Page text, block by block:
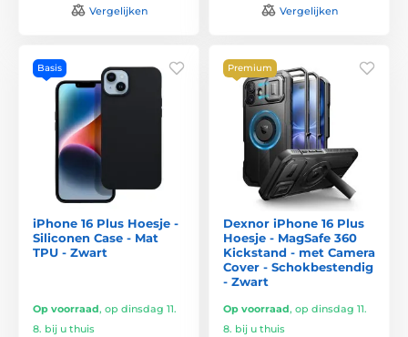
Vergelijken Vergelijken
Basis
iPhone 16 Plus Hoesje -
Siliconen Case - Mat
TPU - Zwart
Op voorraad, op dinsdag 11.
8. bij u thuis
Premium
Dexnor iPhone 16 Plus
Hoesje - MagSafe 360
Kickstand - met Camera
Cover - Schokbestendig
- Zwart
Op voorraad, op dinsdag 11.
8. bij u thuis